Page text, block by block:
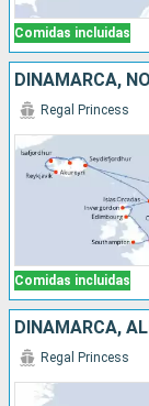
Comidas incluidas
Comidas incluidas
Regal Princess
Regal Princess